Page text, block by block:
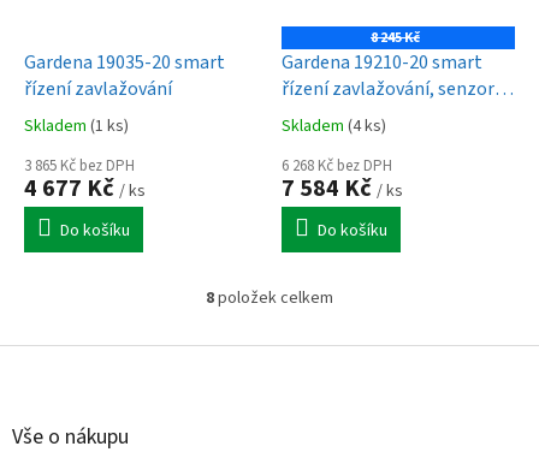
Gardena 19035-20 smart
řízení zavlažování
Skladem (1 ks)
3 865 Kč bez DPH
4 677 Kč / ks
Do košíku
8 245 Kč
Gardena 19210-20 smart
řízení zavlažování, senzor –
sada
Skladem (4 ks)
6 268 Kč bez DPH
7 584 Kč / ks
Do košíku
O
l
8položek celkem
Z
Vše o nákupu